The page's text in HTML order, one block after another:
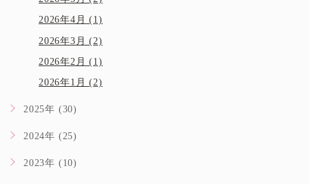
2026年4月 (1)
2026年3月 (2)
2026年2月 (1)
2026年1月 (2)
2025年 (30)
2024年 (25)
2023年 (10)